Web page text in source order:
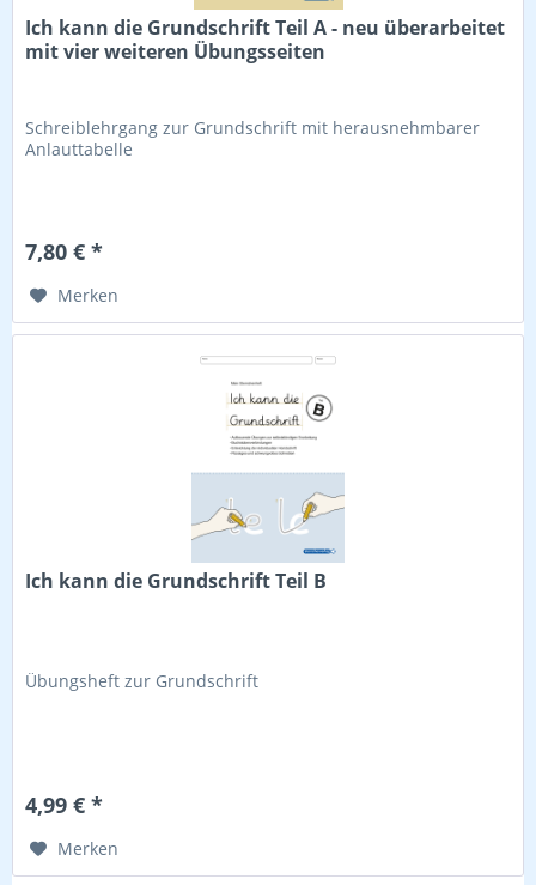
Ich kann die Grundschrift Teil A - neu überarbeitet
mit vier weiteren Übungsseiten
Schreiblehrgang zur Grundschrift mit herausnehmbarer
Anlauttabelle
7,80 € *
Merken
Ich kann die Grundschrift Teil B
Übungsheft zur Grundschrift
4,99 € *
Merken